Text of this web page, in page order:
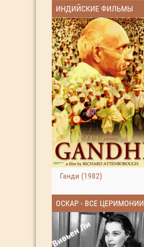
ИНДИЙСКИЕ ФИЛЬМЫ
Ганди (1982)
ОСКАР - ВСЕ ЦЕРИМОНИИ